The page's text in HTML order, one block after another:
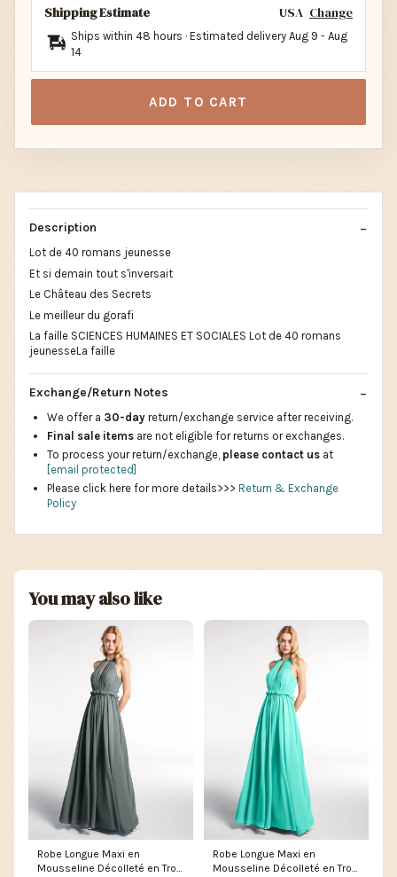
Shipping Estimate USA Change
Ships within 48 hours · Estimated delivery Aug 9 - Aug
14
ADD TO CART
Description
Lot de 40 romans jeunesse
Et si demain tout s'inversait
Le Château des Secrets
Le meilleur du gorafi
La faille SCIENCES HUMAINES ET SOCIALES Lot de 40 romans
jeunesseLa faille
Exchange/Return Notes
We offer a 30-day return/exchange service after receiving.
Final sale items are not eligible for returns or exchanges.
To process your return/exchange, please contact us at
[email protected]
Please click here for more details>>> Return & Exchange
Policy
You may also like
Robe Longue Maxi en
Mousseline Décolleté en Trou
Robe Longue Maxi en
Mousseline Décolleté en Trou